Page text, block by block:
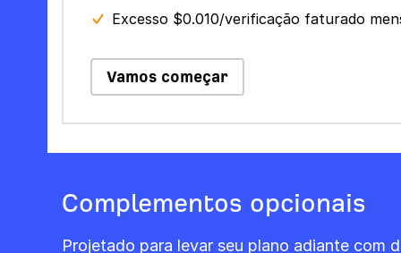
Excesso $0.010/verificação faturado
Vamos começar
Complementos opcionais
Projetado para levar seu plano adiante com